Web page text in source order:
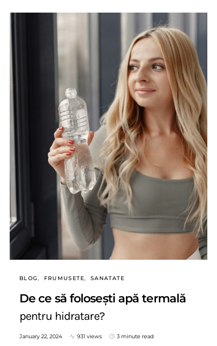
BLOG FRUMUSETE SANATATE
De ce să folosești apă termală
pentru hidratare?
January 22, 2024 931 views 3 minute read